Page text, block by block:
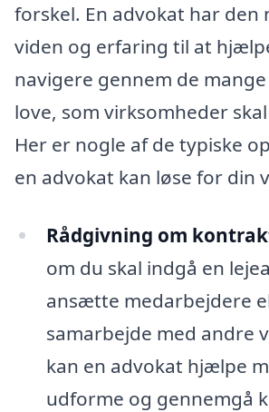
forskel. En advokat har den
viden og erfaring til at
navigere gennem de
love, som virksomheder
Her er nogle af de typiske
en advokat kan løse for din
Rådgivning om
om du skal indgå en
ansætte medarbejdere
samarbejde med andre
kan en advokat hjælpe
udforme og gennemgå